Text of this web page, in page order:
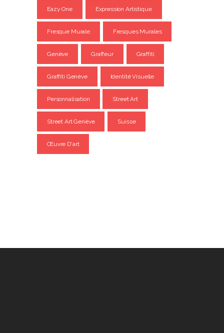
Eazy One Expression Artistique
Fresque Murale Fresques Murales
Genève Graffeur Graffiti
Graffiti Genève Identité Visuelle
Personnalisation Street Art
Street Art Genève Suisse
Œuvre D'art